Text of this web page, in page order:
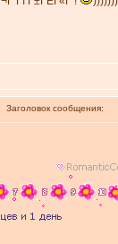
Заголовок сообщения: